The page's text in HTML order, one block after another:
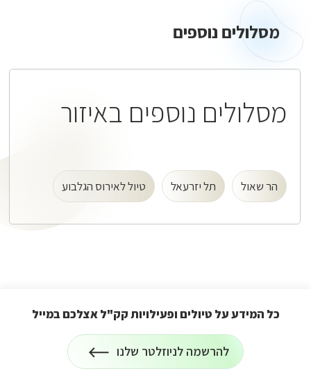
מסלולים נוספים
מסלולים נוספים באיזור
הר שאול תל יזרעאל טיול לאירוס הגלבוע
הרשמה
לניוזלטר
כל המידע על טיולים ופעילויות קק"ל אצלכם במייל
להרשמה לניוזלטר שלנו
על
כל